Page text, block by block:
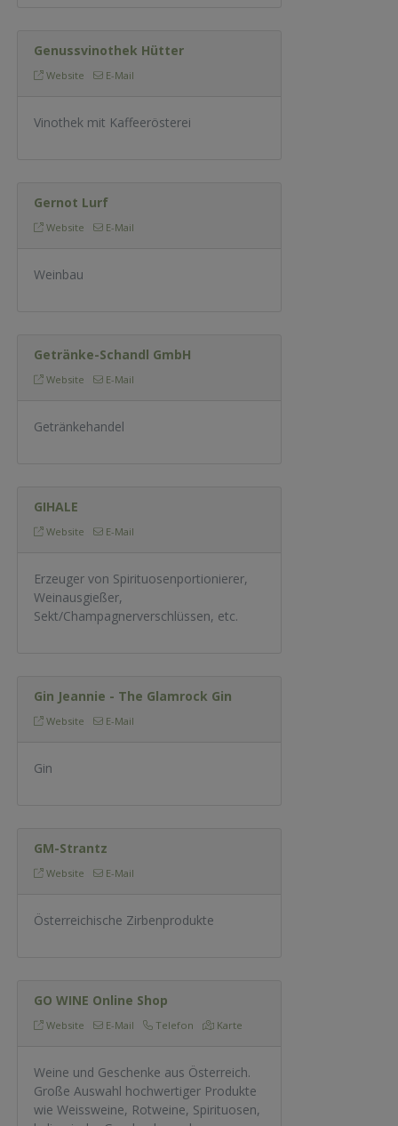
Genussvinothek Hütter
Website E-Mail
Vinothek mit Kaffeerösterei
Gernot Lurf
Website E-Mail
Weinbau
Getränke-Schandl GmbH
Website E-Mail
Getränkehandel
GIHALE
Website E-Mail
Erzeuger von Spirituosenportionierer,
Weinausgießer,
Sekt/Champagnerverschlüssen, etc.
Gin Jeannie - The Glamrock Gin
Website E-Mail
Gin
GM-Strantz
Website E-Mail
Österreichische Zirbenprodukte
GO WINE Online Shop
Website E-Mail Telefon Karte
Weine und Geschenke aus Österreich.
Große Auswahl hochwertiger Produkte
wie Weissweine, Rotweine, Spirituosen,